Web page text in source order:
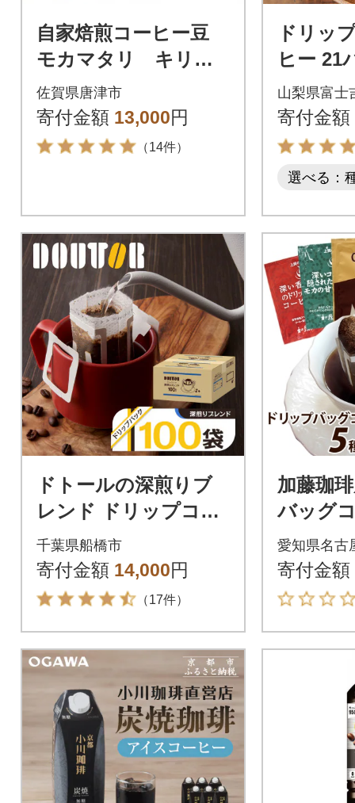
自家焙煎コーヒー豆
モカマタリ キリマ
ンジャロ コロンビ
ア グアテマラ ホ
ンジュラス (豆のま
佐賀県唐津市
寄付金額 13,000円
（14件）
ドリッ
ヒー 21
ック×3
琲セッ
れんど
山梨県富士
寄付金額
選べる：
ドトールの深煎りブ
レンド ドリップコー
ヒー 100袋 ドリップ
バックコーヒー
千葉県船橋市
寄付金額 14,000円
（17件）
加藤珈
バッグ
味が楽
00杯分
愛知県名古
寄付金額